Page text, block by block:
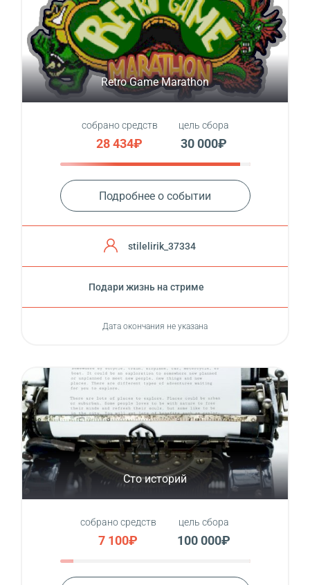
Retro Game Marathon
собрано средств
28 434₽
цель сбора
30 000₽
Подробнее о событии
stilelirik_37334
Подари жизнь на стриме
Дата окончания не указана
Сто историй
собрано средств
7 100₽
цель сбора
100 000₽